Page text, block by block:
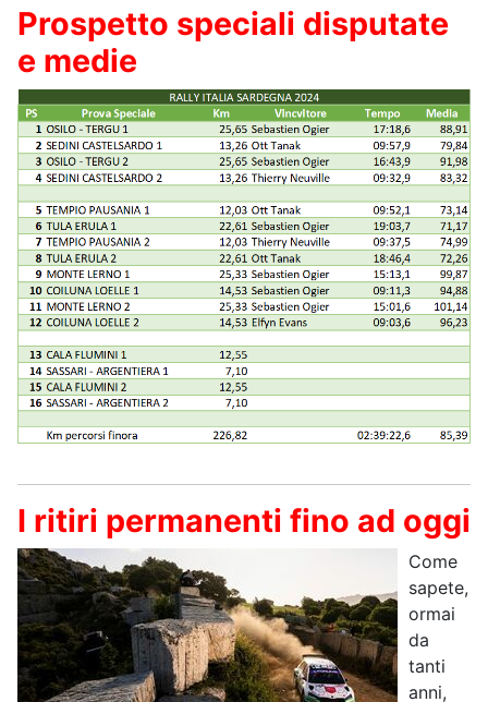
Prospetto speciali disputate
e medie
I ritiri permanenti fino ad oggi
Come
sapete,
ormai
da
tanti
anni,